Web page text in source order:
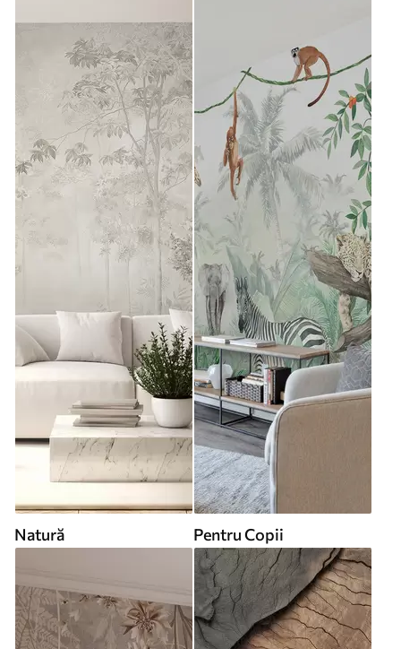
Natură Pentru Copii